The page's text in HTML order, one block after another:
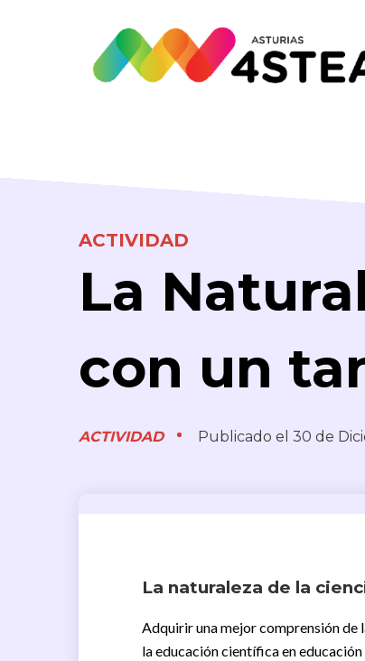
ACTIVIDAD
La
con un
ACTIVIDAD Publicado el 30 de
La naturaleza de la
Adquirir una mejor comprensión
la educación científica en